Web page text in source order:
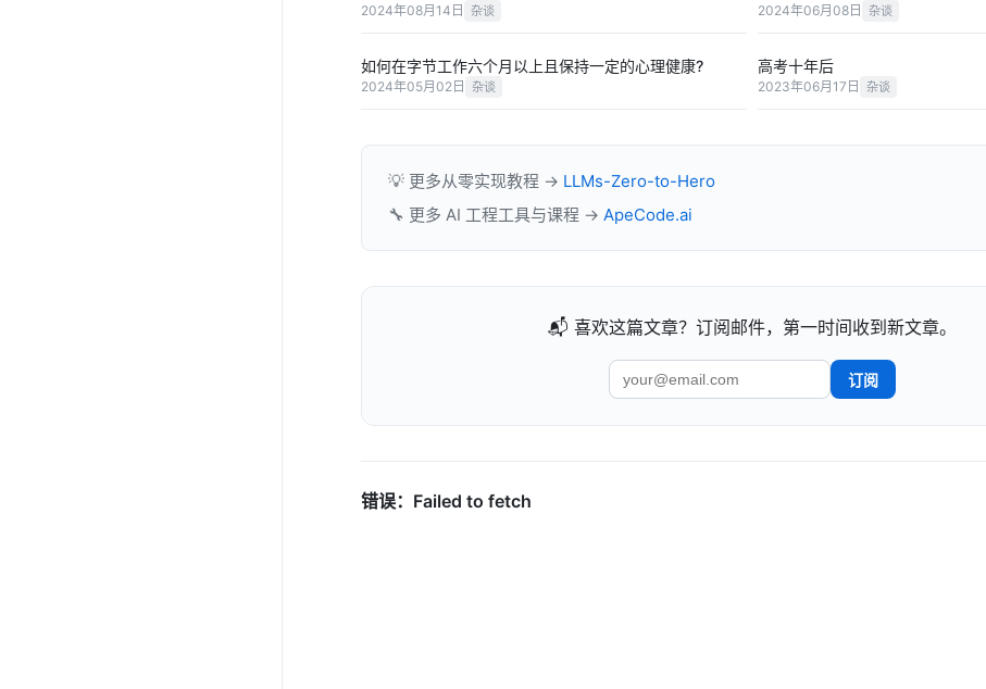
2024年08月14日 杂谈 2024年06月08日 杂谈
如何在字节工作六个月以上且保持一定的心理健康?
2024年05月02日 杂谈
高考十年后
2023年06月17日 杂谈
💡 更多从零实现教程 → LLMs-Zero-to-Hero
🔧 更多 AI 工程工具与课程 → ApeCode.ai
📬 喜欢这篇文章？订阅邮件，第一时间收到新文章。
订阅